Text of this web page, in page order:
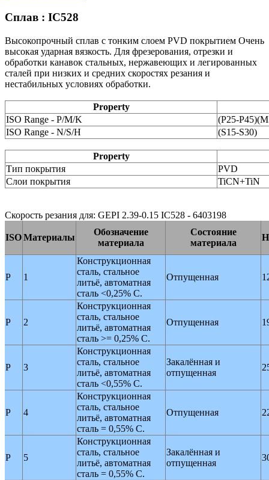
Сплав : IC528
Высокопрочный сплав с тонким слоем PVD покрытием Очень
высокая ударная вязкость. Для фрезерования, отрезки и
обработки канавок стальных, нержавеющих и легированных
сталей при низких и средних скоростях резания и
нестабильных условиях обработки.
Property
ISO Range - P/M/K
(P25-
ISO Range - N/S/H
(S15-S30)
Property
Тип покрытия
PVD
Слои покрытия
TiCN+TiN
Скорость резания для: GEPI 2.39-0.15 IC528 - 6403198
ISOМатериалы
Обозначение
материала
Состояние
материала
P 1
Конструкционная
сталь, стальное
литьё, автоматная
сталь <0,25% C.
Отпущенная
P 2
Конструкционная
сталь, стальное
литьё, автоматная
сталь >= 0,25% C.
Отпущенная
P 3
Конструкционная
сталь, стальное
литьё, автоматная
сталь <0,55% C.
Закалённая и
отпущенная
P 4
Конструкционная
сталь, стальное
литьё, автоматная
сталь = 0,55% C.
Отпущенная
P 5
Конструкционная
сталь, стальное
литьё, автоматная
сталь = 0,55% C.
Закалённая и
отпущенная